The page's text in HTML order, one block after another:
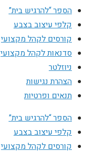
הספר “להרגיש בית”
קלפי עיצוב בצבע
קורסים לקהל מקצועי
סדנאות לקהל מקצועי
ניוזלטר
הצהרת נגישות
תנאים ופרטיות
הספר “להרגיש בית”
קלפי עיצוב בצבע
קורסים לקהל מקצועי